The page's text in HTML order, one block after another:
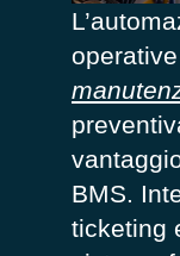
BMS.
ticketing